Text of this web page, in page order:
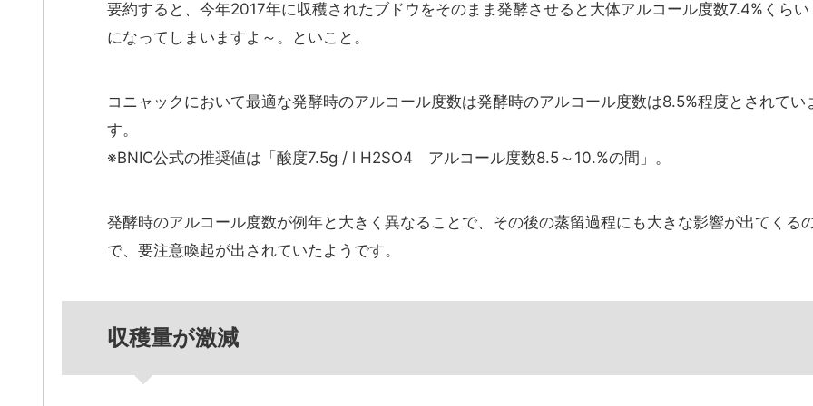
要約すると、今年2017年に収穫されたブドウをそのまま発酵させると大体アルコール度数7.4%くらい
になってしまいますよ～。といこと。
コニャックにおいて最適な発酵時のアルコール度数は発酵時のアルコール度数は8.5%程度とされてい
す。
※BNIC公式の推奨値は「酸度7.5g / l H2SO4 アルコール度数8.5～10.%の間」。
発酵時のアルコール度数が例年と大きく異なることで、その後の蒸留過程にも大きな影響が出てくる
で、要注意喚起が出されていたようです。
収穫量が激減